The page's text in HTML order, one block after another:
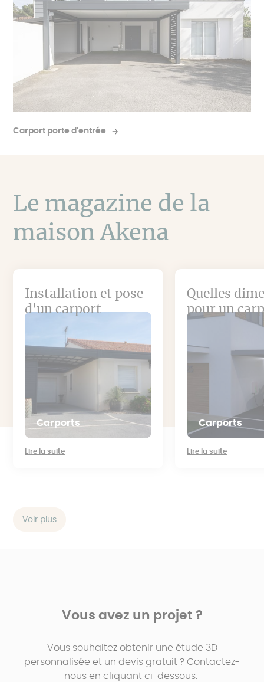
Carport porte d'entrée
Le magazine de la
maison Akena
Installation et pose
d'un carport
Carports
Lire la suite
Quelles
pour un
Carports
Lire la suite
Voir plus
Vous avez un projet ?
Vous souhaitez obtenir une étude 3D
personnalisée et un devis gratuit ? Contactez-
nous en cliquant ci-dessous.